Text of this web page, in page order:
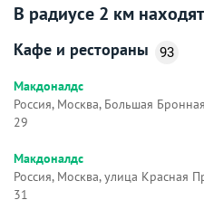
В радиусе 2 км
Кафе и рестораны 93
Макдоналдс
Россия, Москва, Большая
29
Макдоналдс
Россия, Москва, улица Красная
31